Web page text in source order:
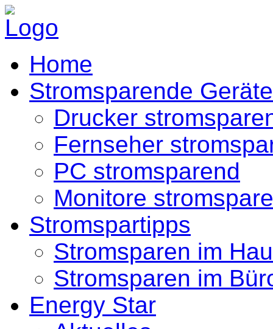
Home
Stromsparende Geräte
Drucker
Fernseher
PC stromsparend
Monitore
Stromspartipps
Stromsparen im
Stromsparen im
Energy Star